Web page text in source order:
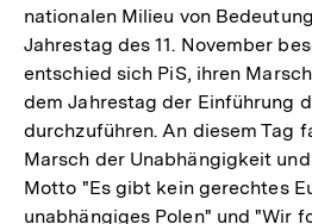
nationalen Milieu von
Jahrestag des 11. November
entschied sich PiS, ihren
dem Jahrestag der Einführung
durchzuführen. An diesem Tag
Marsch der Unabhängigkeit
Motto "Es gibt kein gerechtes
unabhängiges Polen" und "Wir